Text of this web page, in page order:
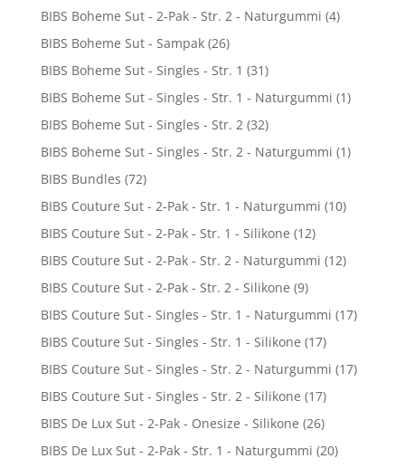
BIBS Boheme Sut - 2-Pak - Str. 2 - Naturgummi (4)
BIBS Boheme Sut - Sampak (26)
BIBS Boheme Sut - Singles - Str. 1 (31)
BIBS Boheme Sut - Singles - Str. 1 - Naturgummi (1)
BIBS Boheme Sut - Singles - Str. 2 (32)
BIBS Boheme Sut - Singles - Str. 2 - Naturgummi (1)
BIBS Bundles (72)
BIBS Couture Sut - 2-Pak - Str. 1 - Naturgummi (10)
BIBS Couture Sut - 2-Pak - Str. 1 - Silikone (12)
BIBS Couture Sut - 2-Pak - Str. 2 - Naturgummi (12)
BIBS Couture Sut - 2-Pak - Str. 2 - Silikone (9)
BIBS Couture Sut - Singles - Str. 1 - Naturgummi (17)
BIBS Couture Sut - Singles - Str. 1 - Silikone (17)
BIBS Couture Sut - Singles - Str. 2 - Naturgummi (17)
BIBS Couture Sut - Singles - Str. 2 - Silikone (17)
BIBS De Lux Sut - 2-Pak - Onesize - Silikone (26)
BIBS De Lux Sut - 2-Pak - Str. 1 - Naturgummi (20)